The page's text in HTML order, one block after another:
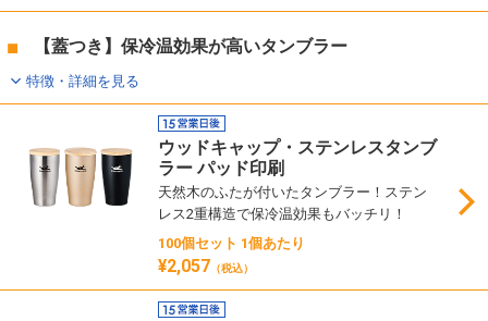
【蓋つき】保冷温効果が高いタンブラー
特徴・詳細を見る
ウッドキャップ・ステンレスタンブ
ラー パッド印刷
天然木のふたが付いたタンブラー！ステン
レス2重構造で保冷温効果もバッチリ！
100個セット 1個あたり
¥2,057 （税込）